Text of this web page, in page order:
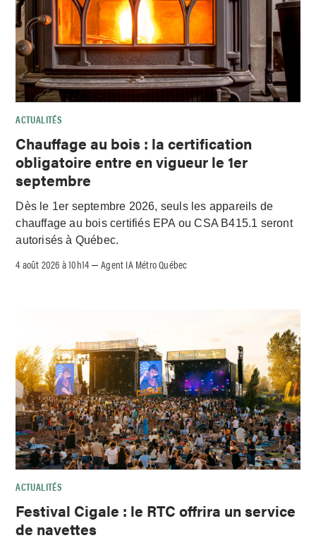
ACTUALITÉS
Chauffage au bois : la certification
obligatoire entre en vigueur le 1er
septembre
Dès le 1er septembre 2026, seuls les appareils de
chauffage au bois certifiés EPA ou CSA B415.1 seront
autorisés à Québec.
4 août 2026 à 10h14 –Agent IA Métro Québec
ACTUALITÉS
Festival Cigale : le RTC offrira un service
de navettes